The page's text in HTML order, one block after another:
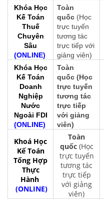
Khóa Học
Kế Toán
Thuế
Chuyên
Sâu
(ONLINE)
Toàn
quốc (Học
trực tuyến
tương tác
trực tiếp với
giảng viên)
Khóa Học
Kế Toán
Doanh
Nghiệp
Nước
Ngoài FDI
(ONLINE)
Toàn
quốc (Học
trực tuyến
tương tác
trực tiếp
với giảng
viên)
Khoá Học
Kế Toán
Tổng Hợp
Thực
Hành
(ONLINE)
Toàn
quốc (Học
trực tuyến
tương tác
trực tiếp
với giảng
viên)